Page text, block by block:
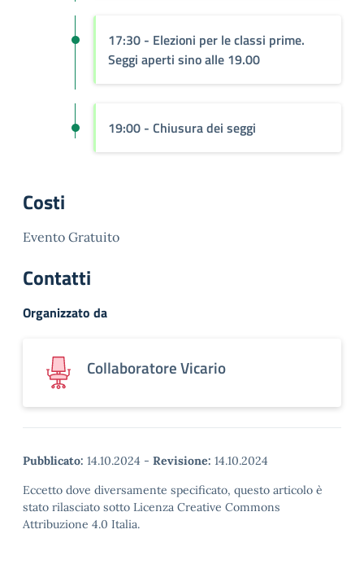
17:30 - Elezioni per le classi prime.
Seggi aperti sino alle 19.00
19:00 - Chiusura dei seggi
Costi
Evento Gratuito
Contatti
Organizzato da
Collaboratore Vicario
Pubblicato: 14.10.2024 - Revisione: 14.10.2024
Eccetto dove diversamente specificato, questo articolo è
stato rilasciato sotto Licenza Creative Commons
Attribuzione 4.0 Italia.